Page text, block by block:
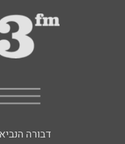
דבורה הנביאה 6, רמת